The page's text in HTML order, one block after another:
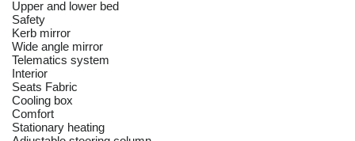
Upper and lower bed
Safety
Kerb mirror
Wide angle mirror
Telematics system
Interior
Seats Fabric
Cooling box
Comfort
Stationary heating